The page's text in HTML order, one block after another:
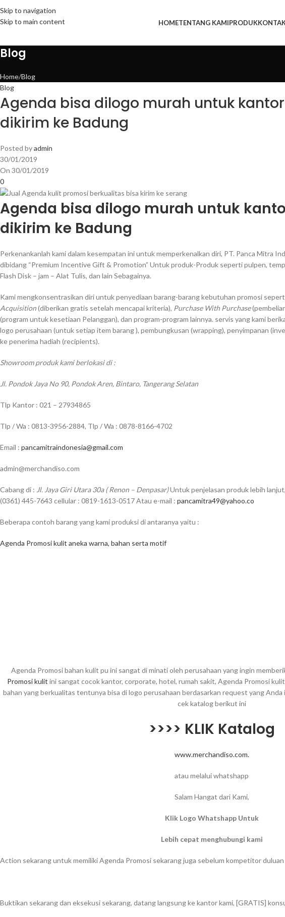
Skip to navigation
Skip to main content
HOMETENTANG KAMIPRODUK
Blog
Home Blog
Blog
Agenda bisa dilogo murah untuk
dikirim ke Badung
Posted byadmin
30/01/2019
On 30/01/2019
0
Agenda bisa dilogo murah untuk
dikirim ke Badung
Perkenankanlah kami dalam kesempatan ini untuk memperkenalkan diri, PT. Panca Mitra
dibidang “Premium Incentive Gift & Promotion” Untuk produk-Produk seperti pulpen,
Flash Disk – jam – Alat Tulis, dan lain Sebagainya.
Kami mengkonsentrasikan diri untuk penyediaan barang-barang kebutuhan promosi
Acquisition(diberikan gratis setelah mencapai kriteria), Purchase With Purchase
(program untuk kesetiaan Pelanggan), dan program-program lainnya. servis yang kami
logo perusahaan (untuk setiap item barang ), pembungkusan (wrapping), penyimpanan
ke penerima hadiah (recipients).
Showroom produk kami berlokasi di :
Jl. Pondok Jaya No 90, Pondok Aren, Bintaro, Tangerang Selatan
Tlp Kantor : 021 – 27934865
Tlp / Wa : 0813-3956-2884, Tlp / Wa : 0878-8166-4702
Email : pancamitraindonesia@gmail.com
admin@merchandiso.com
Cabang di : Jl. Jaya Giri Utara 30a ( Renon – Denpasar)Untuk penjelasan produk lebih
(0361) 445-7643 cellular : 0819-1613-0517 Atau e-mail : pancamitra49@yahoo.co
Beberapa contoh barang yang kami produksi di antaranya yaitu :
Agenda Promosi kulit aneka warna, bahan serta motif
Agenda Promosi bahan kulit pu ini sangat di minati oleh perusahaan yang ingin
Promosi kulit ini sangat cocok kantor, corporate, hotel, rumah sakit, Agenda Promosi
bahan yang berkualitas tentunya bisa di logo perusahaan berdasarkan request yang
cek katalog berikut ini
>>>> KLIK Katalog
www.merchandiso.com.
atau melalui whatshapp
Salam Hangat dari Kami,
Klik Logo Whatshapp Untuk
Lebih cepat menghubungi kami
Action sekarang untuk memiliki Agenda Promosi sekarang juga sebelum kompetitor duluan
Buktikan sekarang dan eksekusi sekarang, datang langsung ke kantor kami, [GRATIS]